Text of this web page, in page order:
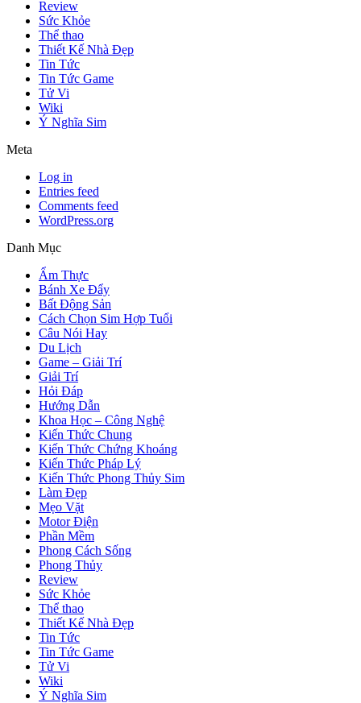
Review
Sức Khỏe
Thể thao
Thiết Kế Nhà Đẹp
Tin Tức
Tin Tức Game
Tử Vi
Wiki
Ý Nghĩa Sim
Meta
Log in
Entries feed
Comments feed
WordPress.org
Danh Mục
Ẩm Thực
Bánh Xe Đẩy
Bất Động Sản
Cách Chọn Sim Hợp Tuổi
Câu Nói Hay
Du Lịch
Game – Giải Trí
Giải Trí
Hỏi Đáp
Hướng Dẫn
Khoa Học – Công Nghệ
Kiến Thức Chung
Kiến Thức Chứng Khoáng
Kiến Thức Pháp Lý
Kiến Thức Phong Thủy Sim
Làm Đẹp
Mẹo Vặt
Motor Điện
Phần Mềm
Phong Cách Sống
Phong Thủy
Review
Sức Khỏe
Thể thao
Thiết Kế Nhà Đẹp
Tin Tức
Tin Tức Game
Tử Vi
Wiki
Ý Nghĩa Sim